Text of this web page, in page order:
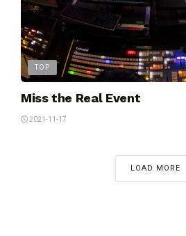
TOP
Miss the Real Event
2021-11-17
LOAD MORE